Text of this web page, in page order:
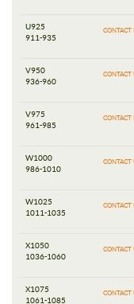
U925
911-935
CONTACT
V950
936-960
CONTACT
V975
961-985
CONTACT
W1000
986-1010
CONTACT
W1025
1011-1035
CONTACT
X1050
1036-1060
CONTACT
X1075
1061-1085
CONTACT